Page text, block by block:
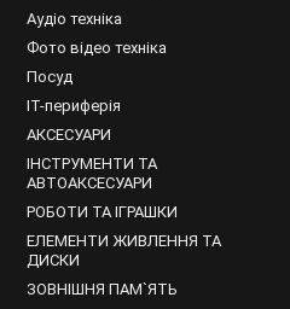
Аудіо техніка
Фото відео техніка
Посуд
IT-периферія
АКСЕСУАРИ
ІНСТРУМЕНТИ ТА
АВТОАКСЕСУАРИ
РОБОТИ ТА ІГРАШКИ
ЕЛЕМЕНТИ ЖИВЛЕННЯ ТА
ДИСКИ
ЗОВНІШНЯ ПАМ`ЯТЬ